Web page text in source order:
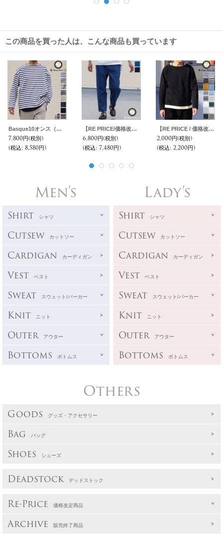
この商品を買った人は、こんな商品も買っています
Basque10オンス（バスク天竺）フレンチボーダー ボートネック BOX Tee【MADE IN JAPAN】『日本製』/ Upscape Audience
7,800円(税別)
(税込: 8,580円)
【RE PRICE/価格改定】麻混デニムワイド2タックアンクルパンツ【MADE IN JAPAN】『日本製』 / Upscape Audience
6,800円(税別)
(税込: 7,480円)
【RE PRICE / 価格改定】Basque 10オンス ( バスク天竺 ) ボートネックレイヤードカットソー【MADE IN JAPAN】『日本製』 / Upscape Audience
2,000円(税別)
(税込: 2,200円)
Men's
Shirt シャツ
Cutsew カットソー
Cardigan カーディガン
Vest ベスト
Sweat スウェット/パーカー
Knit ニット
Outer アウター
Bottoms ボトムス
Lady's
Shirt シャツ
Cutsew カットソー
Cardigan カーディガン
Vest ベスト
Sweat スウェット/パーカー
Knit ニット
Outer アウター
Bottoms ボトムス
Others
Goods グッズ・アクセサリー
Bag バッグ
Shoes シューズ
Deadstock デッドストック
Re-Price 価格改定商品
Archive 販売終了商品